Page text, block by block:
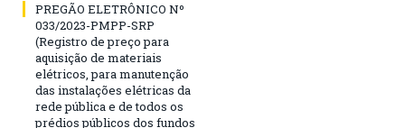
PREGÃO ELETRÔNICO Nº
033/2023-PMPP-SRP
(Registro de preço para
aquisição de materiais
elétricos, para manutenção
das instalações elétricas da
rede pública e de todos os
prédios públicos dos fundos